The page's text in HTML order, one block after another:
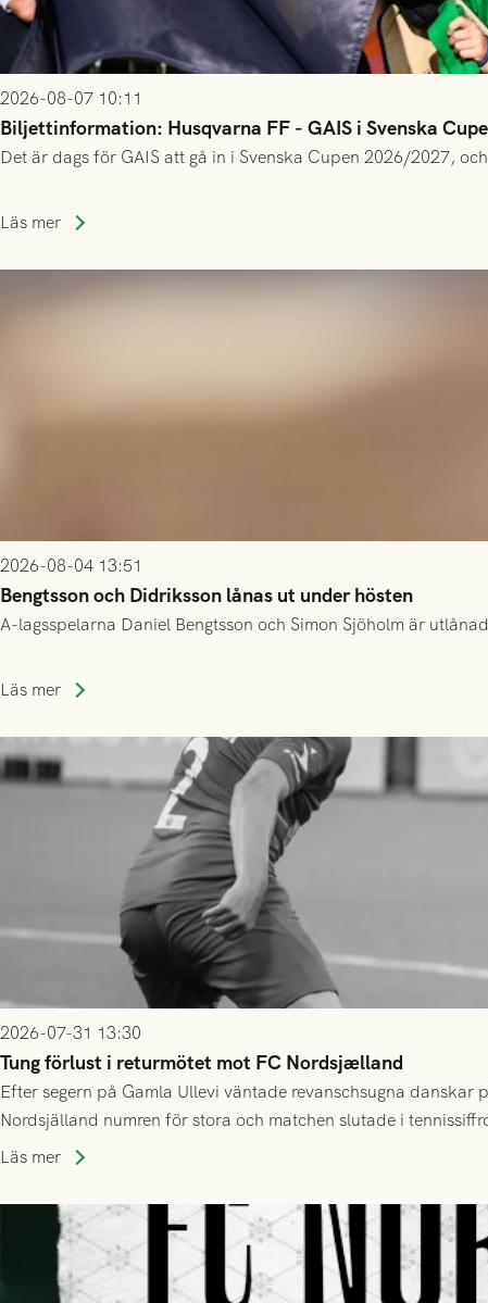
2026-08-07 10:11
Biljettinformation: Husqvarna FF - GAIS i Svenska
Det är dags för GAIS att gå in i Svenska Cupen 2026/2027,
Läs mer
2026-08-04 13:51
Bengtsson och Didriksson lånas ut under hösten
A-lagsspelarna Daniel Bengtsson och Simon Sjöholm är
Läs mer
2026-07-31 13:30
Tung förlust i returmötet mot FC Nordsjælland
Efter segern på Gamla Ullevi väntade revanschsugna
Nordsjälland numren för stora och matchen slutade i
Läs mer